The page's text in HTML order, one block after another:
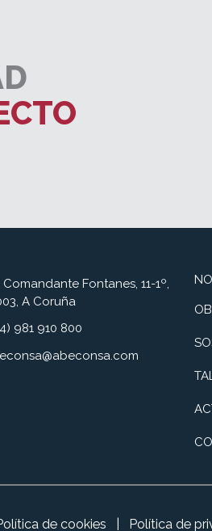
Fontanes, 11-1º,
A Coruña
981 910 800
de cookies Política de